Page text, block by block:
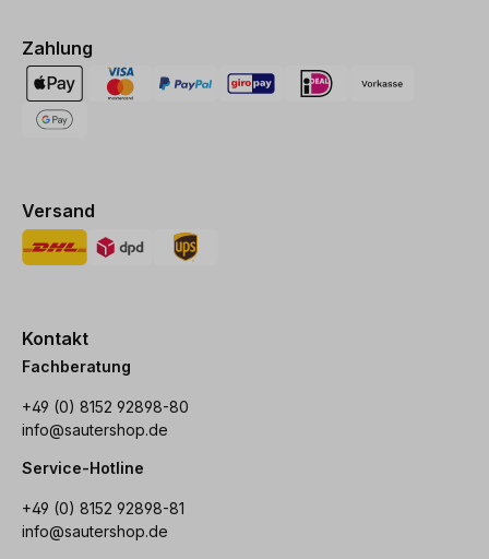
Zahlung
Versand
Kontakt
Fachberatung
+49 (0) 8152 92898-80
info@sautershop.de
Service-Hotline
+49 (0) 8152 92898-81
info@sautershop.de